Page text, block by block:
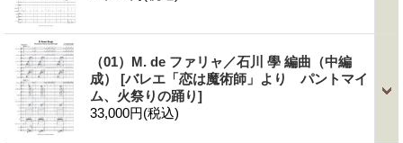
（01）M. de ファリャ／石川 學 編曲（中編
成） [バレエ「恋は魔術師」より パントマイ
ム、火祭りの踊り]
33,000円(税込)